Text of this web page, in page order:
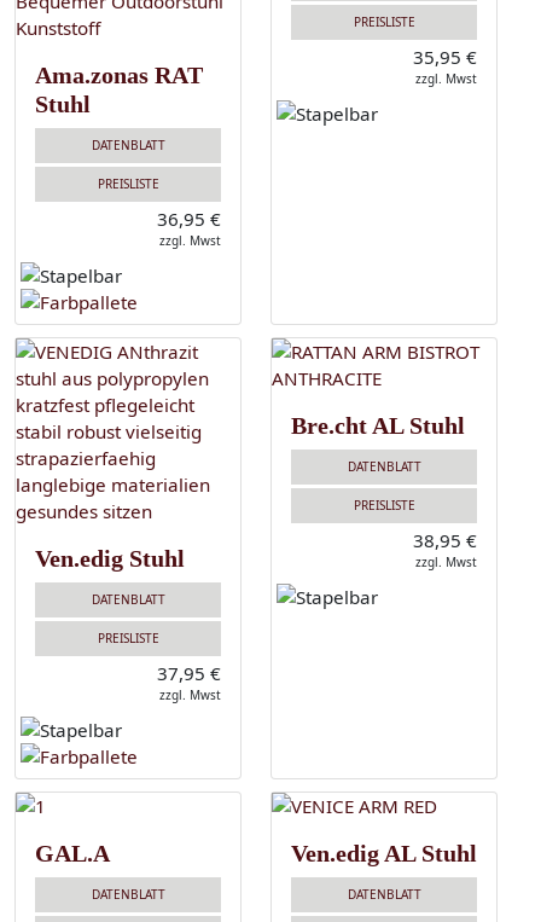
Ama.zonas RAT
Stuhl
DATENBLATT
PREISLISTE
36,95 €
zzgl. Mwst
PREISLISTE
35,95 €
zzgl. Mwst
Ven.edig Stuhl
DATENBLATT
PREISLISTE
37,95 €
zzgl. Mwst
Bre.cht AL Stuhl
DATENBLATT
PREISLISTE
38,95 €
zzgl. Mwst
GAL.A
DATENBLATT
Ven.edig AL Stuhl
DATENBLATT